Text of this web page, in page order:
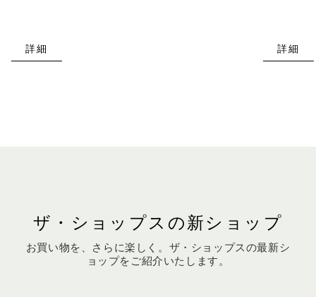
詳細 詳細
ザ・ショップスの新ショップ
お買い物を、さらに楽しく。ザ・ショップスの最新シ
ョップをご紹介いたします。